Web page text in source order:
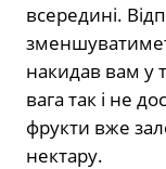
всередині.
накидав вам у
вага так і не
фрукти вже
нектару.